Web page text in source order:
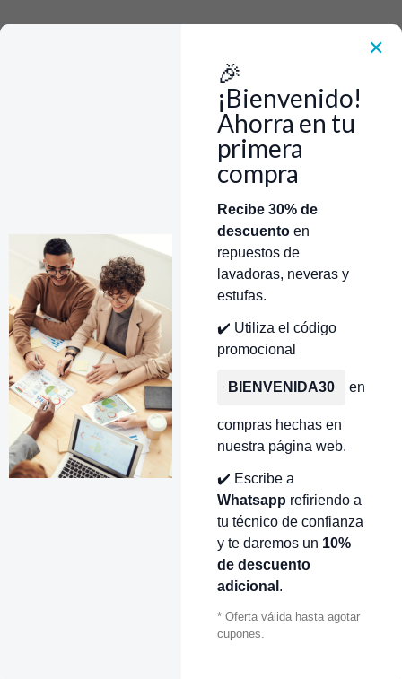
✕
🎉
¡Bienvenido!
Ahorra en tu
primera
compra
Recibe 30% de
descuentoen
repuestos de
lavadoras, neveras y
estufas.
✔️ Utiliza el código
promocional
BIENVENIDA30 en
compras hechas en
nuestra página web.
✔️ Escribe a
Whatsapp refiriendo a
tu técnico de confianza
y te daremos un 10%
de descuento
adicional .
* Oferta válida hasta agotar
cupones.
TiendaTécnicos Autorizados
Donde encontrar modelo? Servicios de Reparación
Repuestos Para Lavadoras
PRESOSTATO LAV. TROYA MABE OLIMPIA CR443637